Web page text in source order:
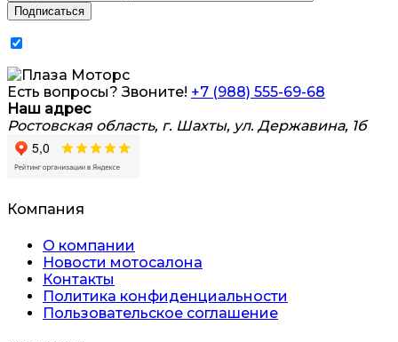
Есть вопросы? Звоните! +7 (988) 555-69-68
Наш адрес
Ростовская область, г. Шахты, ул. Державина, 1б
Компания
О компании
Новости мотосалона
Контакты
Политика конфиденциальности
Пользовательское соглашение